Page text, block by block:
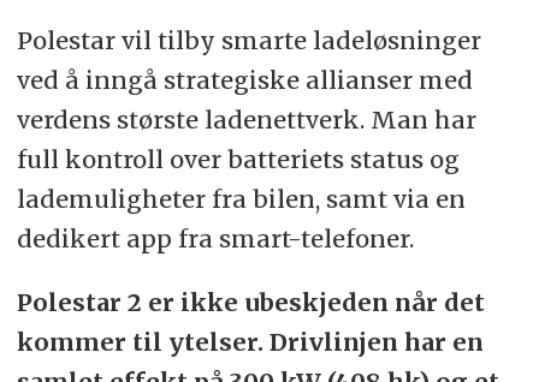
Polestar vil tilby smarte ladeløsninger
ved å inngå strategiske allianser med
verdens største ladenettverk. Man har
full kontroll over batteriets status og
lademuligheter fra bilen, samt via en
dedikert app fra smart-telefoner.
Polestar 2 er ikke ubeskjeden når det
kommer til ytelser. Drivlinjen har en